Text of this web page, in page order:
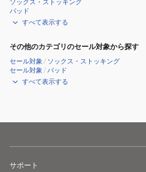
ソックス・ストッキング
パッド
すべて表示する
その他のカテゴリのセール対象から探す
セール対象 / ソックス・ストッキング
セール対象 /パッド
すべて表示する
サポート